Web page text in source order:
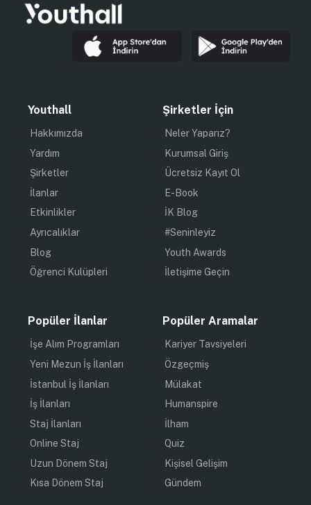
Youthall
Hakkımızda
Yardım
Şirketler
İlanlar
Etkinlikler
Ayrıcalıklar
Blog
Öğrenci Kulüpleri
Şirketler İçin
Neler Yaparız?
Kurumsal Giriş
Ücretsiz Kayıt Ol
E-Book
İK Blog
#Seninleyiz
Youth Awards
İletişime Geçin
Popüler İlanlar
İşe Alım Programları
Yeni Mezun İş İlanları
İstanbul İş İlanları
İş İlanları
Staj İlanları
Online Staj
Uzun Dönem Staj
Kısa Dönem Staj
Popüler Aramalar
Kariyer Tavsiyeleri
Özgeçmiş
Mülakat
Humanspire
İlham
Quiz
Kişisel Gelişim
Gündem